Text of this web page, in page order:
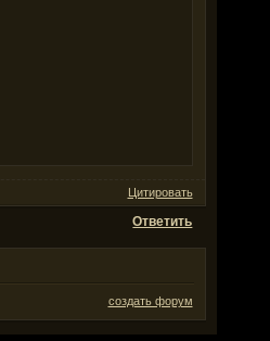
Цитировать
Ответить
создать форум